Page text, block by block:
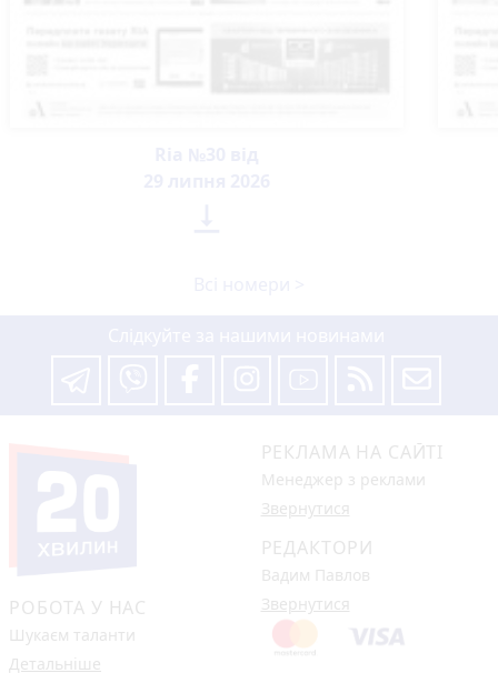
РОБОТА У НАС
Шукаєм таланти
Детальніше
РЕКЛАМА НА САЙТІ
Менеджер з реклами
Звернутися
РЕДАКТОРИ
Вадим Павлов
Звернутися